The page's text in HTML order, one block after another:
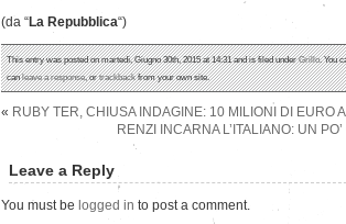
(da “La Repubblica“)
This entry was posted on martedì, Giugno 30th, 2015 at 14:31 and is filed underGrillo. You
canleave a response, ortrackbackfrom your own site.
« RUBY TER, CHIUSA INDAGINE: 10 MILIONI DI EURO
RENZI INCARNA L’ITALIANO: UN
Leave a Reply
You must be logged in to post a comment.